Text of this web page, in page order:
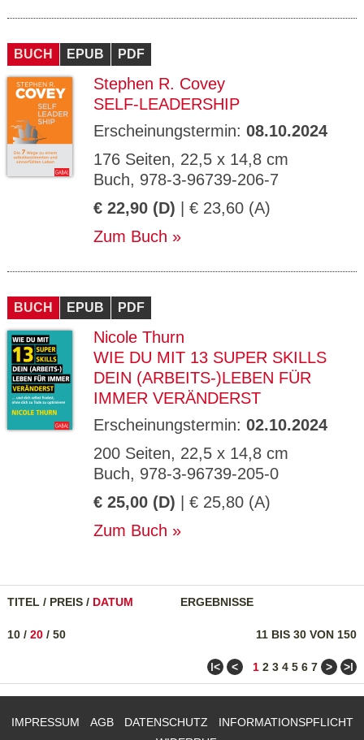
BUCH EPUB PDF
Stephen R. Covey
SELF-LEADERSHIP
Erscheinungstermin: 08.10.2024
176 Seiten, 22,5 x 14,8 cm
Buch, 978-3-96739-206-7
€ 22,90 (D) | € 23,60 (A)
Zum Buch
BUCH EPUB PDF
Nicole Thurn
WIE DU MIT 13 SUPER SKILLS
DEIN (ARBEITS-)LEBEN FÜR
IMMER VERÄNDERST
Erscheinungstermin: 02.10.2024
200 Seiten, 22,5 x 14,8 cm
Buch, 978-3-96739-205-0
€ 25,00 (D) | € 25,80 (A)
Zum Buch
TITEL / PREIS / DATUM ERGEBNISSE
11 BIS 30 VON 150
10 / 20 / 50
ǀ< < 1 2 3 4 5 6 7 > >ǀ
IMPRESSUM AGB DATENSCHUTZ
INFORMATIONSPFLICHT